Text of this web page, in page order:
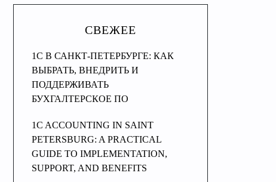
СВЕЖЕЕ
1С В САНКТ-ПЕТЕРБУРГЕ: КАК
ВЫБРАТЬ, ВНЕДРИТЬ И
ПОДДЕРЖИВАТЬ
БУХГАЛТЕРСКОЕ ПО
1C ACCOUNTING IN SAINT
PETERSBURG: A PRACTICAL
GUIDE TO IMPLEMENTATION,
SUPPORT, AND BENEFITS